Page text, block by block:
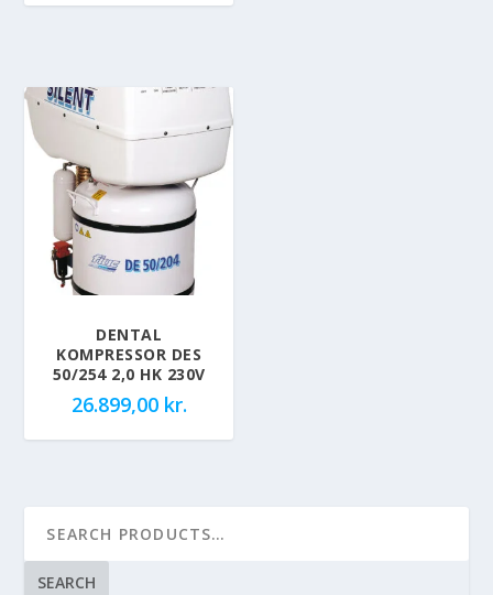
DENTAL
KOMPRESSOR DES
50/254 2,0 HK 230V
26.899,00 kr.
SEARCH